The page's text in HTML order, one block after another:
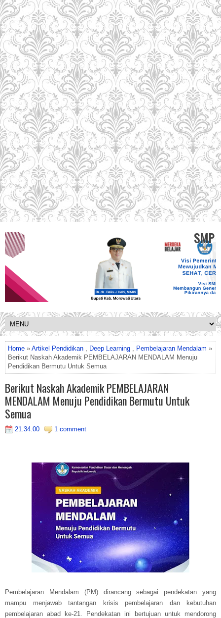
SMP
Home » Artikel Pendidikan , Deep Learning , Pembelajaran Mendalam »
Berikut Naskah Akademik PEMBELAJARAN MENDALAM Menuju
Pendidikan Bermutu Untuk Semua
Berikut Naskah Akademik PEMBELAJARAN
MENDALAM Menuju Pendidikan Bermutu Untuk
Semua
21.34.00 1 comment
Pembelajaran Mendalam (PM) dirancang sebagai pendekatan yang
mampu menjawab tantangan krisis pembelajaran dan kebutuhan
pembelajaran abad ke-21. Pendekatan ini bertujuan untuk mendorong